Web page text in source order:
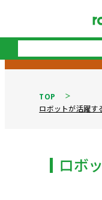
TOP
ロボットが活躍す
ロボ